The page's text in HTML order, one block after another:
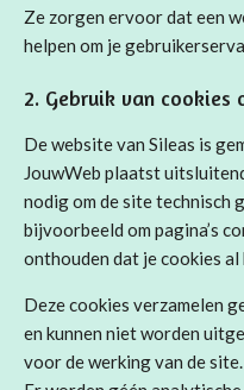
Ze zorgen ervoor dat een
helpen om je
2. Gebruik van cookies
De website van Sileas is
JouwWeb plaatst
nodig om de site technisch
bijvoorbeeld om pagina’s
onthouden dat je cookies
Deze cookies verzamelen
en kunnen niet worden
voor de werking van de site.